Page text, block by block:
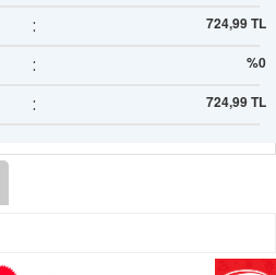
: 724,99 TL
: %0
: 724,99 TL